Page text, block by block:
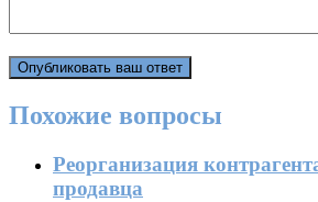
Похожие вопросы
Реорганизация
продавца